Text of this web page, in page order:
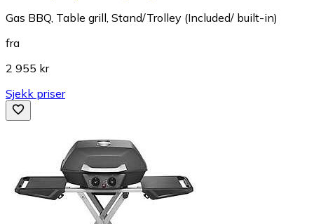
Gas BBQ, Table grill, Stand/Trolley (Included/ built-in)
fra
2 955 kr
Sjekk priser